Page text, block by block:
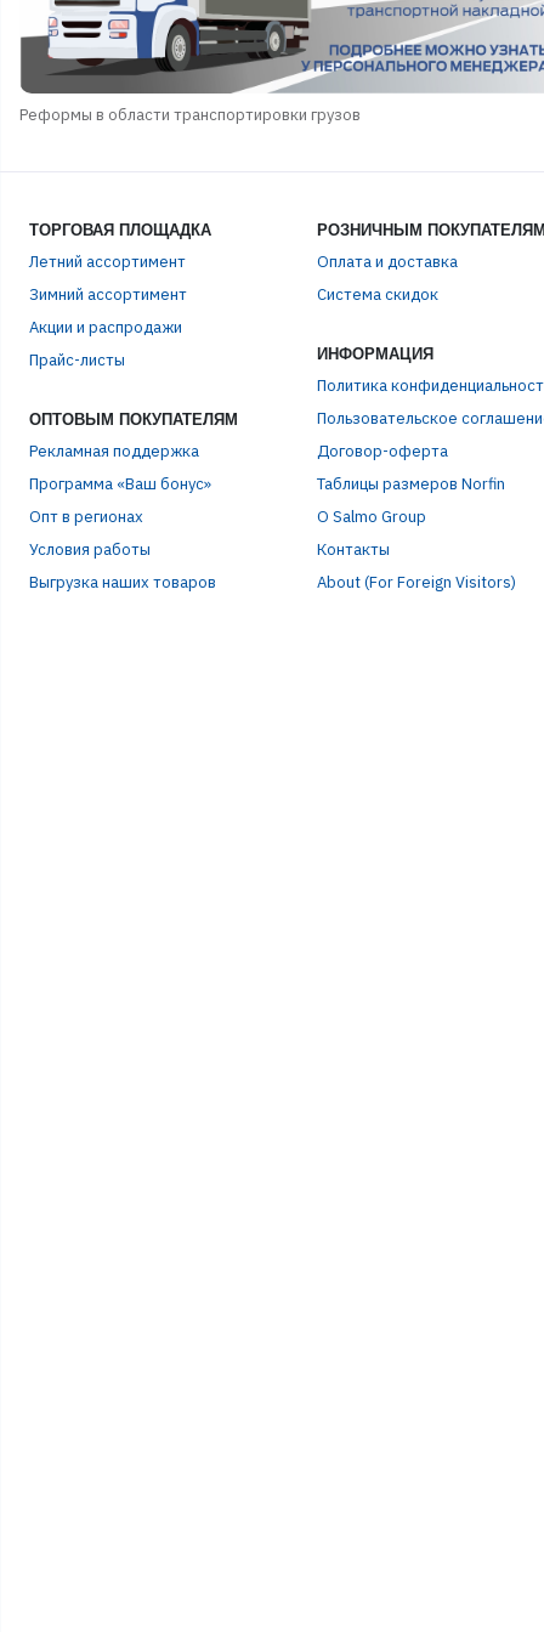
Реформы в области транспортировки грузов
ТОРГОВАЯ ПЛОЩАДКА
Летний ассортимент
Зимний ассортимент
Акции и распродажи
Прайс-листы
ОПТОВЫМ ПОКУПАТЕЛЯМ
Рекламная поддержка
Программа «Ваш бонус»
Опт в регионах
Условия работы
Выгрузка наших товаров
РОЗНИЧНЫМ
Оплата и доставка
Система скидок
ИНФОРМАЦИЯ
Политика
Пользовательское
Договор-оферта
Таблицы размеров Norfin
О Salmo Group
Контакты
About (For Foreign Visitors)